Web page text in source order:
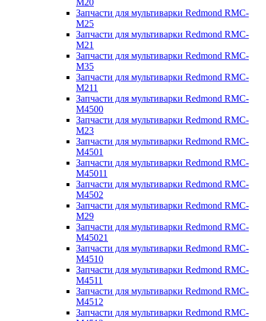
M20
Запчасти для мультиварки Redmond RMC-
M25
Запчасти для мультиварки Redmond RMC-
M21
Запчасти для мультиварки Redmond RMC-
M35
Запчасти для мультиварки Redmond RMC-
M211
Запчасти для мультиварки Redmond RMC-
M4500
Запчасти для мультиварки Redmond RMC-
M23
Запчасти для мультиварки Redmond RMC-
M4501
Запчасти для мультиварки Redmond RMC-
M45011
Запчасти для мультиварки Redmond RMC-
M4502
Запчасти для мультиварки Redmond RMC-
M29
Запчасти для мультиварки Redmond RMC-
M45021
Запчасти для мультиварки Redmond RMC-
M4510
Запчасти для мультиварки Redmond RMC-
M4511
Запчасти для мультиварки Redmond RMC-
M4512
Запчасти для мультиварки Redmond RMC-